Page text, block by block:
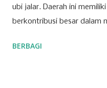
ubi jalar. Daerah ini
berkontribusi besar dalam
tujuh kecamatan di
BERBAGI